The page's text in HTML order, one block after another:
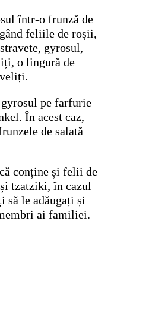
într-o frunză de
feliile de roșii,
gyrosul,
o lingură de
pe farfurie
În acest caz,
de salată
conține și felii de
tzatziki, în cazul
să le adăugați și
ai familiei.